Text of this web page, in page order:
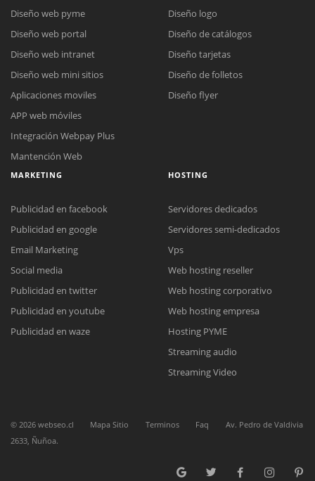
Reunión online
Nuestros ejecutivos le enviarán un correo electrónico con el enlace a
Meet para la reunión online.
Cotización
Chat Online
Todos nuestros ejecutivos están fuera de línea. Complete el formulario
Diseño web pyme
Diseño web portal
Diseño web intranet
Diseño web mini sitios
Aplicaciones moviles
APP web móviles
Integración Webpay Plus
Mantención Web
Diseño logo
Diseño de catálogos
Diseño tarjetas
Diseño de folletos
Diseño flyer
MARKETING
Publicidad en facebook
Publicidad en google
Email Marketing
Social media
Publicidad en twitter
Publicidad en youtube
Publicidad en waze
HOSTING
Servidores dedicados
Servidores semi-dedicados
Vps
Web hosting reseller
Web hosting corporativo
Web hosting empresa
Hosting PYME
Streaming audio
Streaming Video
© 2026 webseo.cl Mapa Sitio Terminos Faq
Av. Pedro de Valdivia
2633, Ñuñoa.